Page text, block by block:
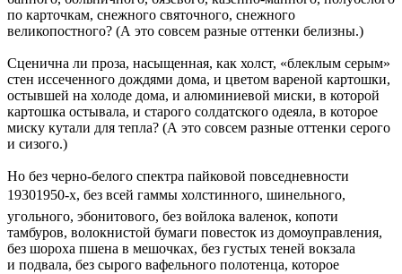
по карточкам, снежного святочного, снежного
великопостного? (А это совсем разные оттенки белизны.)
Сценична ли проза, насыщенная, как холст, «блеклым серым»
стен иссеченного дождями дома, и цветом вареной картошки,
остывшей на холоде дома, и алюминиевой миски, в которой
картошка остывала, и старого солдатского одеяла, в которое
миску кутали для тепла? (А это совсем разные оттенки серого
и сизого.)
Но без черно-белого спектра пайковой повседневности
19301950-х, без всей гаммы холстинного, шинельного,
угольного, эбонитового, без войлока валенок, копоти
тамбуров, волокнистой бумаги повесток из домоуправления,
без шороха пшена в мешочках, без густых теней вокзала
и подвала, без сырого вафельного полотенца, которое